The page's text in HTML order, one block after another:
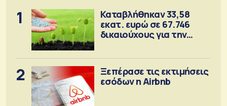
1
Καταβλήθηκαν 33,58
εκατ. ευρώ σε 67.746
δικαιούχους για την
2
Ξεπέρασε τις εκτιμήσεις
εσόδων η Airbnb